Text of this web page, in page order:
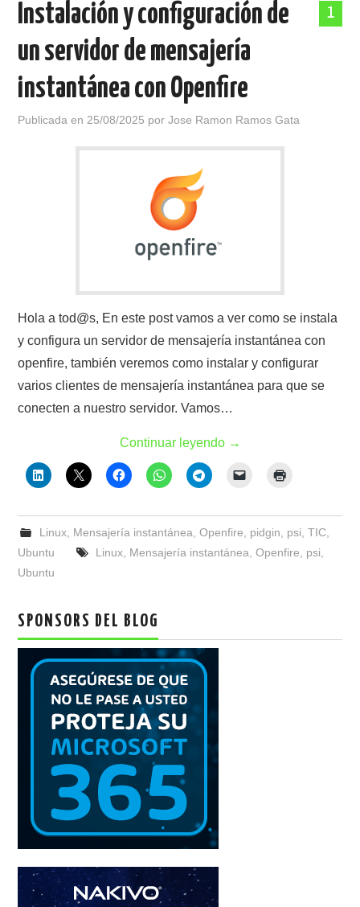
POLÍTICA DE PRIVACIDAD
1
Instalación y configuración de
un servidor de mensajería
instantánea con Openfire
Publicada en 25/08/2025 porJose Ramon Ramos Gata
Hola a tod@s, En este post vamos a ver como se instala
y configura un servidor de mensajería instantánea con
openfire, también veremos como instalar y configurar
varios clientes de mensajería instantánea para que se
conecten a nuestro servidor. Vamos…
Continuar leyendo →
Linux, Mensajería instantánea Openfire pidgin psi TIC,
Ubuntu
Linux, Mensajería instantánea Openfire psi
Ubuntu
SPONSORS DEL BLOG